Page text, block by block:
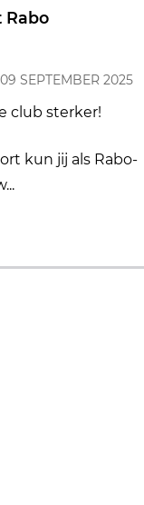
Rabo
SEPTEMBER 2025
club sterker!
kun jij als Rabo-